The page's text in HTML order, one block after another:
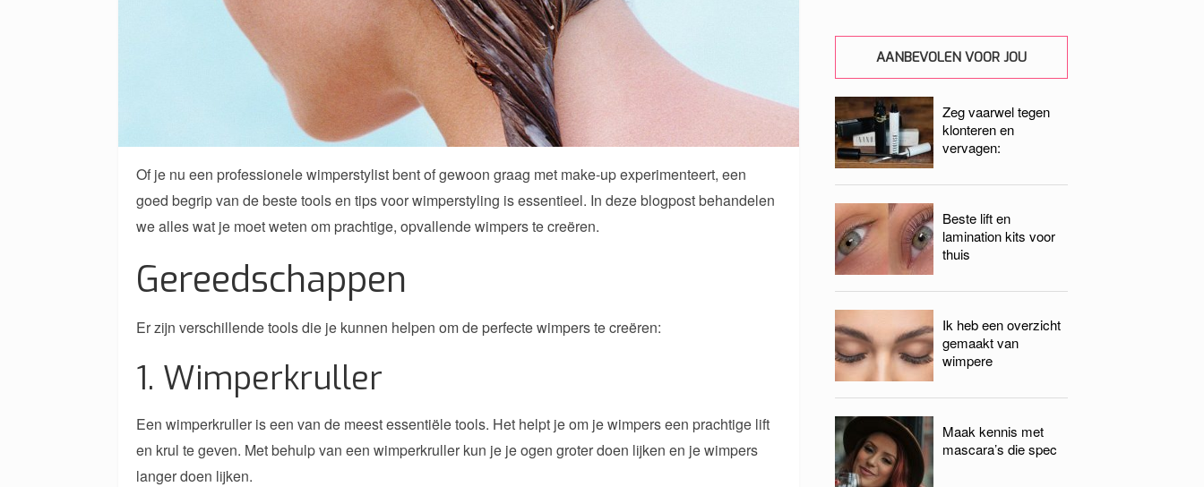
Of je nu een professionele wimperstylist bent of gewoon graag met make-up experimenteert, een
goed begrip van de beste tools en tips voor wimperstyling is essentieel. In deze blogpost behandelen
we alles wat je moet weten om prachtige, opvallende wimpers te creëren.
Gereedschappen
Er zijn verschillende tools die je kunnen helpen om de perfecte wimpers te creëren:
1. Wimperkruller
Een wimperkruller is een van de meest essentiële tools. Het helpt je om je wimpers een prachtige lift
en krul te geven. Met behulp van een wimperkruller kun je je ogen groter doen lijken en je wimpers
langer doen lijken.
AANBEVOLEN VOOR JOU
Zeg vaarwel tegen
klonteren en
vervagen:
Beste lift en
lamination kits voor
thuis
Ik heb een overzicht
gemaakt van
wimpere
Maak kennis met
mascara’s die spec